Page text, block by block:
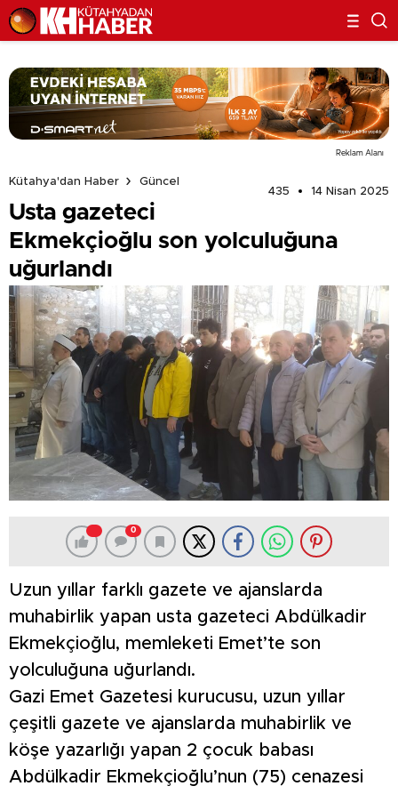
Reklam Alanı
Kütahya'dan Haber
Güncel
435
14 Nisan 2025
Usta gazeteci
Ekmekçioğlu son yolculuğuna
uğurlandı
0
Uzun yıllar farklı gazete ve ajanslarda
muhabirlik yapan usta gazeteci Abdülkadir
Ekmekçioğlu, memleketi Emet’te son
yolculuğuna uğurlandı.
Gazi Emet Gazetesi kurucusu, uzun yıllar
çeşitli gazete ve ajanslarda muhabirlik ve
köşe yazarlığı yapan 2 çocuk babası
Abdülkadir Ekmekçioğlu’nun (75) cenazesi